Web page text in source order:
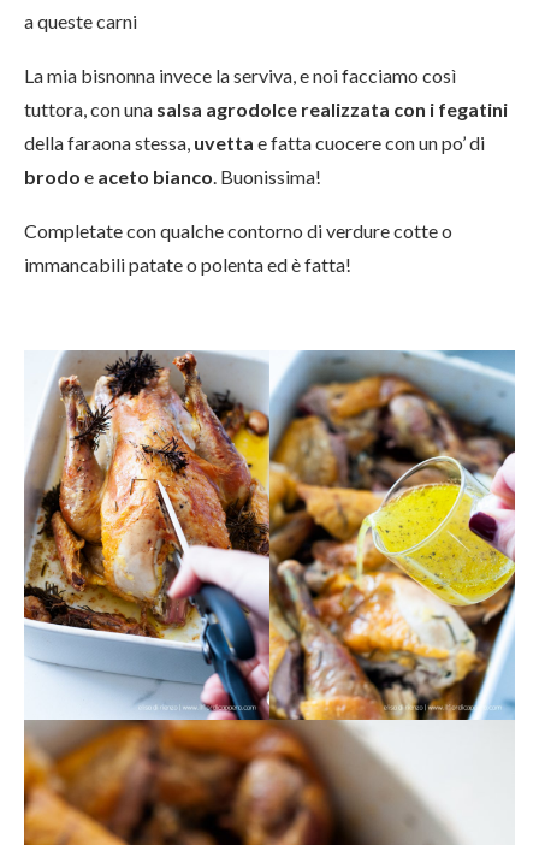
a queste carni
La mia bisnonna invece la serviva, e noi facciamo così
tuttora, con una salsa agrodolce realizzata con i fegatini
della faraona stessa, uvetta e fatta cuocere con un po’ di
brodo e aceto bianco . Buonissima!
Completate con qualche contorno di verdure cotte o
immancabili patate o polenta ed è fatta!